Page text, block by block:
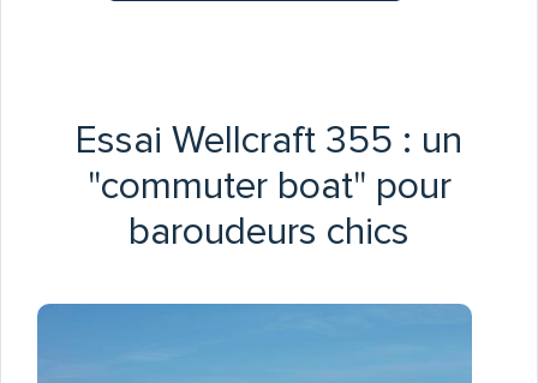
Essai Wellcraft 355 : un
"commuter boat" pour
baroudeurs chics